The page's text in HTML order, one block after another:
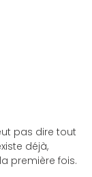
pas dire tout
déjà,
première fois.